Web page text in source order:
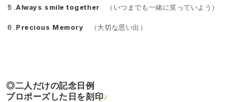
５.Always smile together （いつまでも一緒に笑っていよう）
６.Precious Memory （大切な思い出）
◎二人だけの記念日例
プロポーズした日を刻印♪